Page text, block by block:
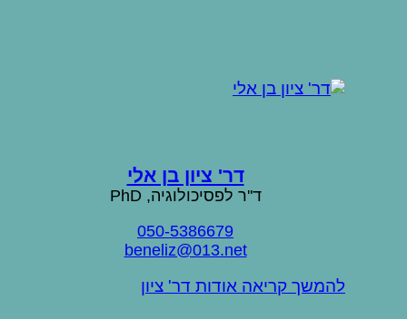
דר' ציון בן אלי
ד''ר לפסיכולוגיה, PhD
050-5386679
beneliz@013.net
להמשך קריאה אודות דר' ציון